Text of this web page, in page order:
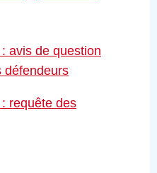
avis de question
défendeurs
requête des